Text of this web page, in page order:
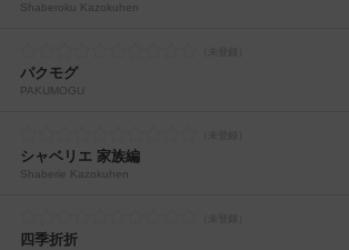
Shaberoku Kazokuhen
パクモグ
PAKUMOGU
シャベリエ 家族編
Shaberie Kazokuhen
四季折折